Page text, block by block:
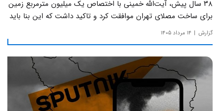
۳۸ سال پیش، آیت‌الله خمینی با اختصاص یک میلیون مترمربع زمین
برای ساخت مصلای تهران موافقت کرد و تاکید داشت که این بنا باید
به دور از زرق‌وبرق و یادآور سادگی مساجد صدر اسلام باشد.
گزارش ۱۴ مرداد ۱۴۰۵